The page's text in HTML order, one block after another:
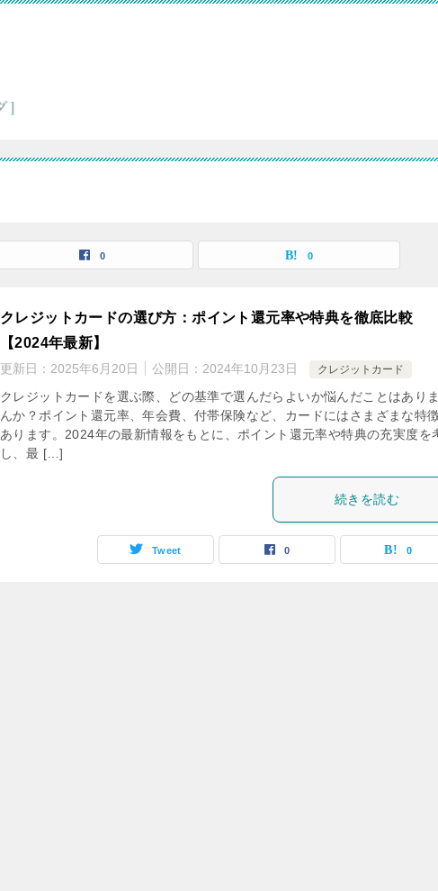
0 0
クレジットカードの選び方：ポイント還元率や特典を徹底比較
【2024年最新】
更新日： 2025年6月20日 公開日： 2024年10月23日 クレジットカード
クレジットカードを選ぶ際、どの基準で選んだらよいか悩んだことはあり
んか？ポイント還元率、年会費、付帯保険など、カードにはさまざまな特
あります。2024年の最新情報をもとに、ポイント還元率や特典の充実度を
し、最 […]
続きを読む
Tweet 0 0